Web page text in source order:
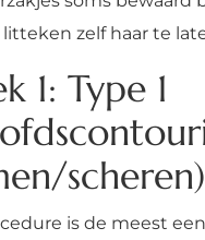
zelf haar te
1: Type 1
scheren)
is de meest